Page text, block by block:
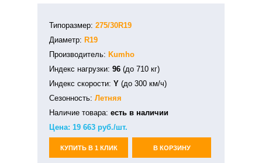
Типоразмер: 275/30R19
Диаметр: R19
Производитель: Kumho
Индекс нагрузки: 96 (до 710 кг)
Индекс скорости: Y (до 300 км/ч)
Сезонность: Летняя
Наличие товара: есть в наличии
Цена: 19 663 руб./шт.
КУПИТЬ В 1 КЛИК В КОРЗИНУ